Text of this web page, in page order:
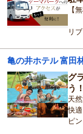
【
リ
土
■
・
・
亀の井ホテル 富田
グ
う！
天
快
ピ